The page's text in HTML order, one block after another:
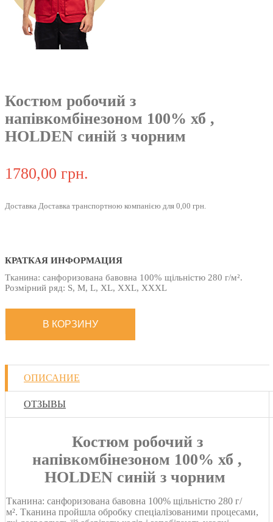
Костюм робочий з
напівкомбінезоном 100% хб ,
HOLDEN синій з чорним
1780,00 грн.
Доставка Доставка транспортною компанією для 0,00 грн.
КРАТКАЯ ИНФОРМАЦИЯ
Тканина: санфоризована бавовна 100% щільністю 280 г/м².
Розмірний ряд: S, M, L, XL, XXL, XXXL
ОПИСАНИЕ
ОТЗЫВЫ
Костюм робочий з
напівкомбінезоном 100% хб ,
HOLDEN синій з чорним
Тканина: санфоризована бавовна 100% щільністю 280 г/
м². Тканина пройшла обробку спеціалізованими процесами,